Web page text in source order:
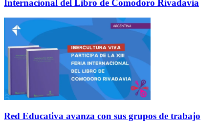
Internacional del Libro de Comodoro Rivadavia
Red Educativa avanza con sus grupos de trabajo